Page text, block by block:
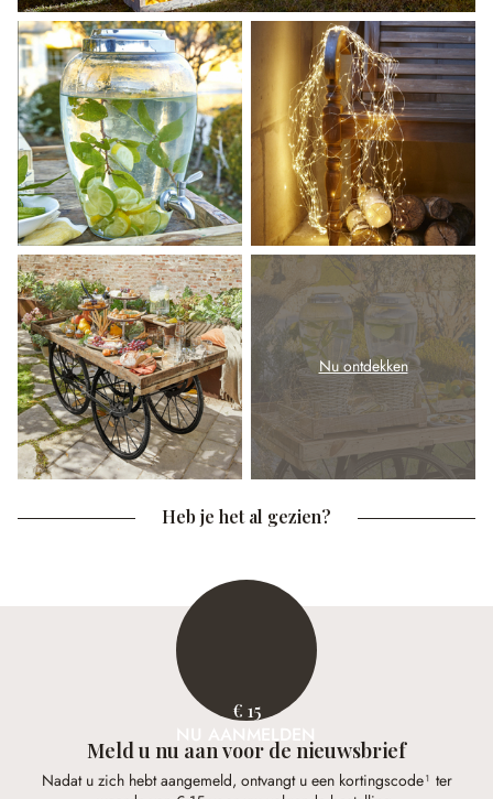
Nu ontdekken
Heb je het al gezien?
€ 15
NU AANMELDEN
Meld u nu aan voor de nieuwsbrief
Nadat u zich hebt aangemeld, ontvangt u een kortingscode¹ ter